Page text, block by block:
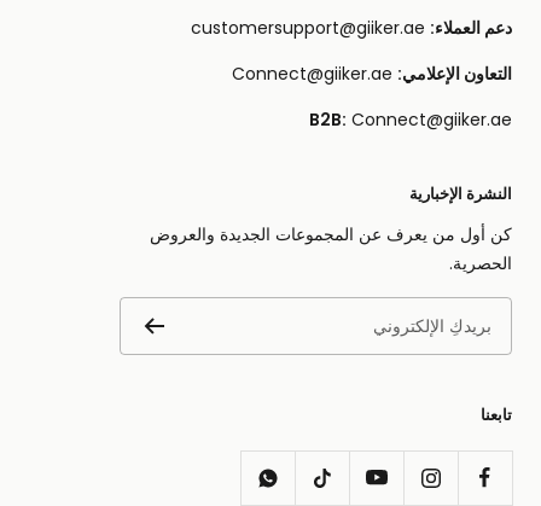
دعم العملاء:
التعاون الإعلامي:
B2B: Connect@giiker.ae
النشرة الإخبارية
كن أول من يعرف عن المجموعات الجديدة والعروض
الحصرية.
بريدكِ الإلكتروني
تابعنا